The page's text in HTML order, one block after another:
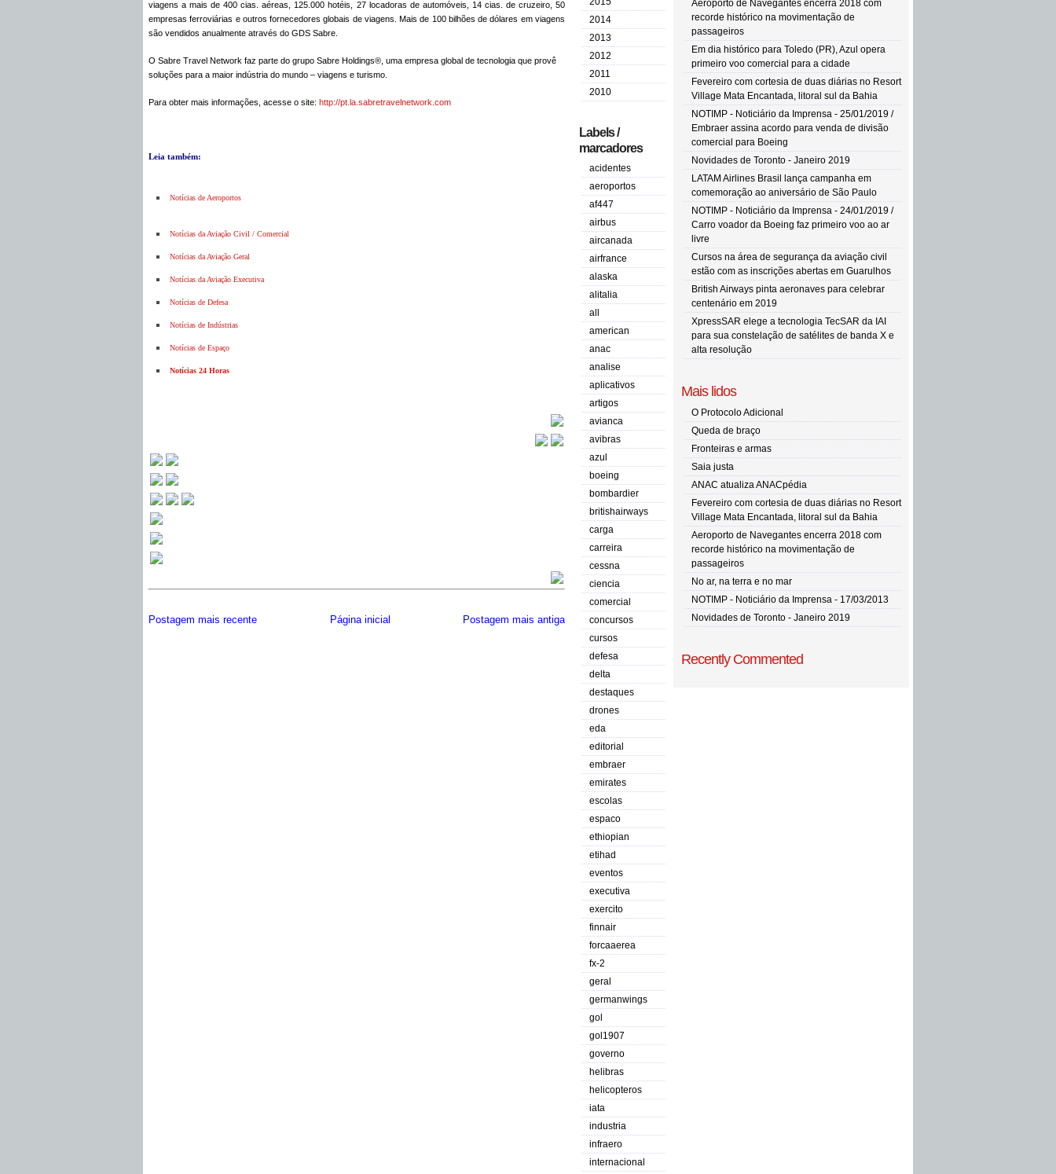
viagens a mais de 400 cias. aéreas, 125.000 hotéis, 27 locadoras de automóveis, 14 cias. de cruzeiro, 50
empresas ferroviárias e outros fornecedores globais de viagens. Mais de 100 bilhões de dólares em viagens
são vendidos anualmente através do GDS Sabre.
O Sabre Travel Network faz parte do grupo Sabre Holdings® , uma empresa global de tecnologia que provê
soluções para a maior indústria do mundo – viagens e turismo.
Para obter mais informações, acesse o site: http://pt.la. sabretravelnetwork.com
Leia também:
Notícias de Aeroportos
Notícias da Aviação Civil / Comercial
Notícias da Aviação Geral
Notícias da Aviação Executiva
Notícias de Defesa
Notícias de Indústrias
Notícias de Espaço
Notícias 24 Horas
Postagem mais recente Postagem mais antiga
Página inicial
2014
2013
2012
2011
2010
Labels /
marcadores
acidentes
aeroportos
af447
airbus
aircanada
airfrance
alaska
alitalia
all
american
anac
analise
aplicativos
artigos
avianca
avibras
azul
boeing
bombardier
britishairways
carga
carreira
cessna
ciencia
comercial
concursos
cursos
defesa
delta
destaques
drones
eda
editorial
embraer
emirates
escolas
espaco
ethiopian
etihad
eventos
executiva
exercito
finnair
forcaaerea
fx-2
geral
germanwings
gol
gol1907
governo
helibras
helicopteros
iata
industria
infraero
internacional
Aeroporto de Navegantes encerra 2018 com
recorde histórico na movimentação de
passageiros
Em dia histórico para Toledo (PR), Azul opera
primeiro voo comercial para a cidade
Fevereiro com cortesia de duas diárias no Resort
Village Mata Encantada, litoral sul da Bahia
NOTIMP - Noticiário da Imprensa - 25/01/2019 /
Embraer assina acordo para venda de divisão
comercial para Boeing
Novidades de Toronto - Janeiro 2019
LATAM Airlines Brasil lança campanha em
comemoração ao aniversário de São Paulo
NOTIMP - Noticiário da Imprensa - 24/01/2019 /
Carro voador da Boeing faz primeiro voo ao ar
livre
Cursos na área de segurança da aviação civil
estão com as inscrições abertas em Guarulhos
British Airways pinta aeronaves para celebrar
centenário em 2019
XpressSAR elege a tecnologia TecSAR da IAI
para sua constelação de satélites de banda X e
alta resolução
Mais lidos
O Protocolo Adicional
Queda de braço
Fronteiras e armas
Saia justa
ANAC atualiza ANACpédia
Fevereiro com cortesia de duas diárias no Resort
Village Mata Encantada, litoral sul da Bahia
Aeroporto de Navegantes encerra 2018 com
recorde histórico na movimentação de
passageiros
No ar, na terra e no mar
NOTIMP - Noticiário da Imprensa - 17/03/2013
Novidades de Toronto - Janeiro 2019
Recently Commented